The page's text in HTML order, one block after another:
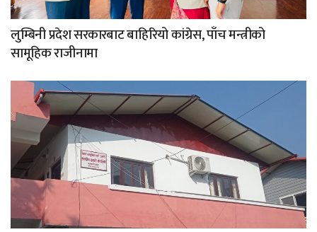
लुम्बिनी प्रदेश सरकारबाट बाहिरियो कांग्रेस, पाँच मन्त्रीको
सामूहिक राजीनामा